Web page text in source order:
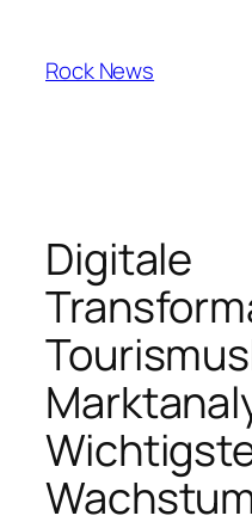
content
Rock News
Digitale